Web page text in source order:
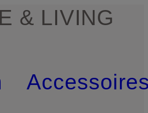
& LIVING